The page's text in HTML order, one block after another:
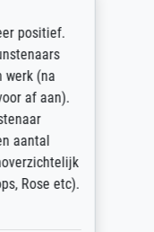
positief.
werk (na
af aan).
aantal
Rose etc).